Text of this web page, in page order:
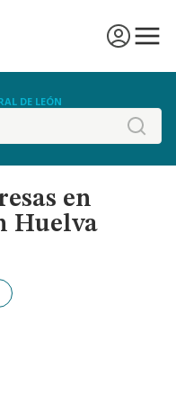
DE LEÓN
en
Huelva